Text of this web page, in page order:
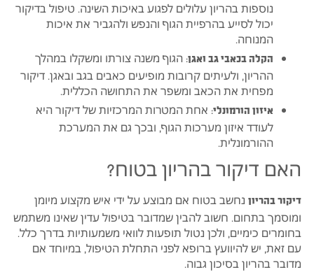
נוספות בהריון עלולים לפגוע באיכות השינה. טיפול בדיקור
יכול לסייע בהרפיית הגוף והנפש ולהגביר את איכות
המנוחה.
הקלה בכאבי גב ואגן: הגוף משנה צורתו ומשקלו במהלך
ההריון, ולעיתים קרובות מופיעים כאבים בגב ובאגן. דיקור
מפחית את הכאב ומשפר את התחושה הכללית.
איזון הורמונלי: אחת המטרות המרכזיות של דיקור היא
לעודד איזון מערכות הגוף, ובכך גם את המערכת
ההורמונלית.
האם דיקור בהריון בטוח?
דיקור בהריוןנחשב בטוח אם מבוצע על ידי איש מקצוע מיומן
ומוסמך בתחום. חשוב להבין שמדובר בטיפול עדין שאינו משתמש
בחומרים כימיים, ולכן נטול תופעות לוואי משמעותיות בדרך כלל.
עם זאת, יש להיוועץ ברופא לפני התחלת הטיפול, במיוחד אם
מדובר בהריון בסיכון גבוה.